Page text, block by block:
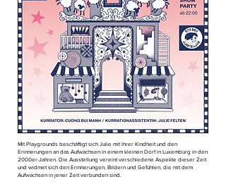
Mit Playgrounds beschäftigt sich Julie mit ihrer Kindheit und den
Erinnerungen an das Aufwachsen in einem kleinen Dorf in Luxemburg in den
2000er-Jahren. Die Ausstellung vereint verschiedene Aspekte dieser Zeit
und widmet sich den Erinnerungen, Bildern und Gefühlen, die mit dem
Aufwachsen in jener Zeit verbunden sind.